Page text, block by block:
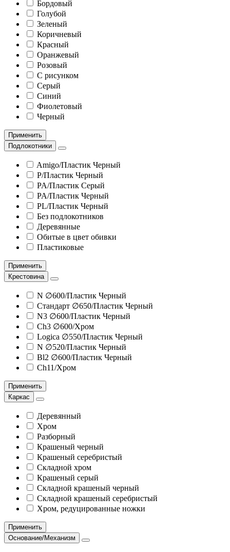
Бордовый
Голубой
Зеленый
Коричневый
Красный
Оранжевый
Розовый
С рисунком
Серый
Синий
Фиолетовый
Черный
Применить
Подлокотники
Amigo/Пластик Черный
P/Пластик Черный
PA/Пластик Серый
PA/Пластик Черный
PL/Пластик Черный
Без подлокотников
Деревянные
Обитые в цвет обивки
Пластиковые
Применить
Крестовина
N ∅600/Пластик Черный
Стандарт ∅650/Пластик Черный
N3 ∅600/Пластик Черный
Ch3 ∅600/Хром
Logica ∅550/Пластик Черный
N ∅520/Пластик Черный
Bl2 ∅600/Пластик Черный
Ch11/Хром
Применить
Каркас
Деревянный
Хром
Разборный
Крашеный черный
Крашеный серебристый
Складной хром
Крашеный серый
Складной крашеный черный
Складной крашеный серебристый
Хром, редуцированные ножки
Применить
Основание/Механизм